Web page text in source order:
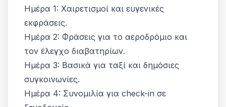
Ημέρα 1: Χαιρετισμοί και ευγενικές
εκφράσεις.
Ημέρα 2: Φράσεις για το αεροδρόμιο και
τον έλεγχο διαβατηρίων.
Ημέρα 3: Βασικά για ταξί και δημόσιες
συγκοινωνίες.
Ημέρα 4: Συνομιλία για check-in σε